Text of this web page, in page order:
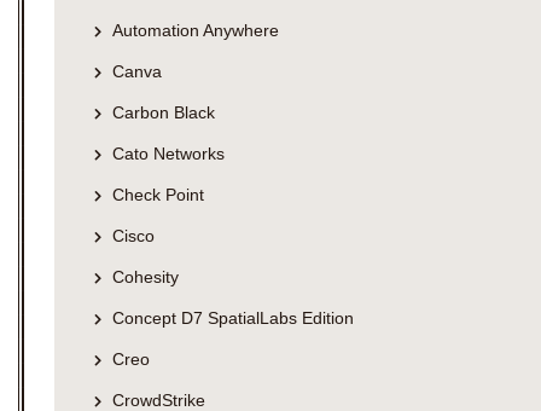
Automation Anywhere
Canva
Carbon Black
Cato Networks
Check Point
Cisco
Cohesity
Concept D7 SpatialLabs Edition
Creo
CrowdStrike